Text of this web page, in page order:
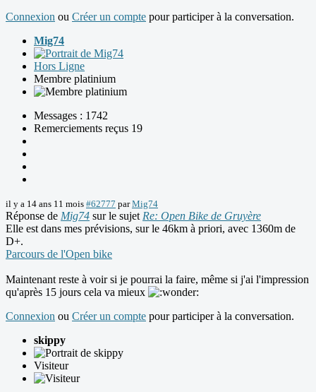
Connexion ou Créer un compte pour participer à la conversation.
Mig74
Hors Ligne
Membre platinium
Messages : 1742
Remerciements reçus 19
il y a 14 ans 11 mois #62777 parMig74
Réponse de Mig74 sur le sujet Re: Open Bike de Gruyère
Elle est dans mes prévisions, sur le 46km à priori, avec 1360m de
D+.
Parcours de l'Open bike
Maintenant reste à voir si je pourrai la faire, même si j'ai l'impression
qu'après 15 jours cela va mieux
Connexion ou Créer un compte pour participer à la conversation.
skippy
Visiteur